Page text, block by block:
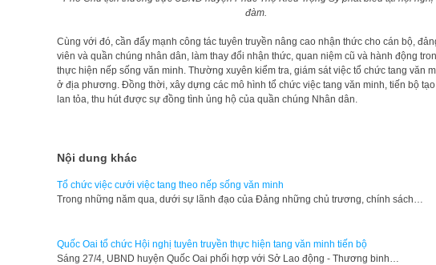
đàm.
Cùng với đó, cần đẩy mạnh công tác tuyên truyền nâng cao nhận thức cho cán bộ,
viên và quần chúng nhân dân, làm thay đổi nhận thức, quan niệm cũ và hành động
thực hiện nếp sống văn minh. Thường xuyên kiểm tra, giám sát việc tổ chức tang văn
ở địa phương. Đồng thời, xây dựng các mô hình tổ chức việc tang văn minh, tiến bộ
lan tỏa, thu hút được sự đồng tình ủng hộ của quần chúng Nhân dân.
Nội dung khác
Tổ chức việc cưới việc tang theo nếp sống văn minh
Trong những năm qua, dưới sự lãnh đạo của Đảng những chủ trương, chính sách…
Quốc Oai tổ chức Hội nghị tuyên truyền thực hiện tang văn minh tiến bộ
Sáng 27/4, UBND huyện Quốc Oai phối hợp với Sở Lao động - Thương binh…